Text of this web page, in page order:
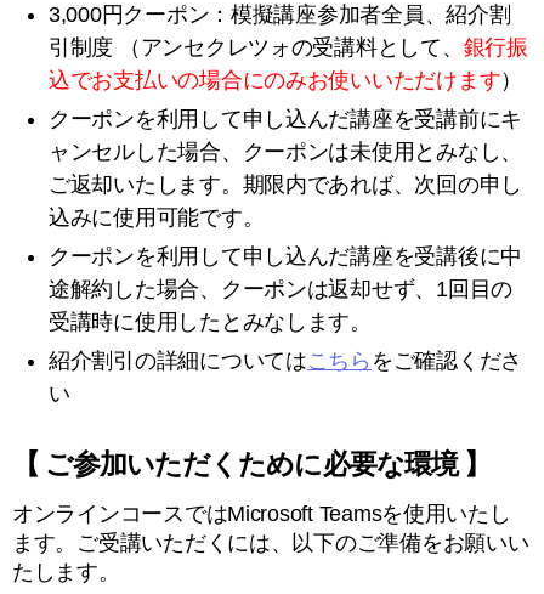
3,000円クーポン：模擬講座参加者全員、紹介割
引制度 （アンセクレツォの受講料として、 銀行振
込でお支払いの場合にのみお使いいただけます）
クーポンを利用して申し込んだ講座を受講前にキ
ャンセルした場合、クーポンは未使用とみなし、
ご返却いたします。期限内であれば、次回の申し
込みに使用可能です。
クーポンを利用して申し込んだ講座を受講後に中
途解約した場合、クーポンは返却せず、1回目の
受講時に使用したとみなします。
紹介割引の詳細についてはこちら をご確認くださ
い
【 ご参加いただくために必要な環境 】
オンラインコースではMicrosoft Teamsを使用いたし
ます。ご受講いただくには、以下のご準備をお願いい
たします。